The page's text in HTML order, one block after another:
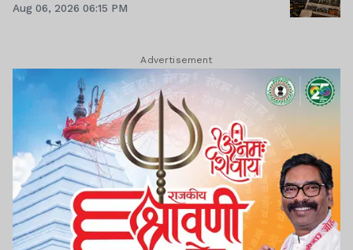
Aug 06, 2026 06:15 PM
Advertisement